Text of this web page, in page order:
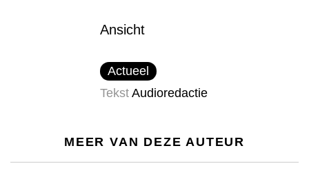
Ansicht
Actueel
Tekst Audioredactie
MEER VAN DEZE AUTEUR